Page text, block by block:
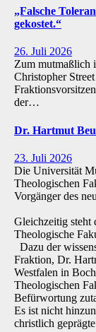
„Falsche
gekostet.“
26. Juli 2026
Zum mutmaßlich
Christopher
der…
Dr. Hartmut
23. Juli 2026
Die Universität
Theologischen
Vorgänger des
Gleichzeitig steht
Theologische
Dazu der
Fraktion, Dr.
Westfalen in
Theologischen
Befürwortung
Es ist nicht
christlich